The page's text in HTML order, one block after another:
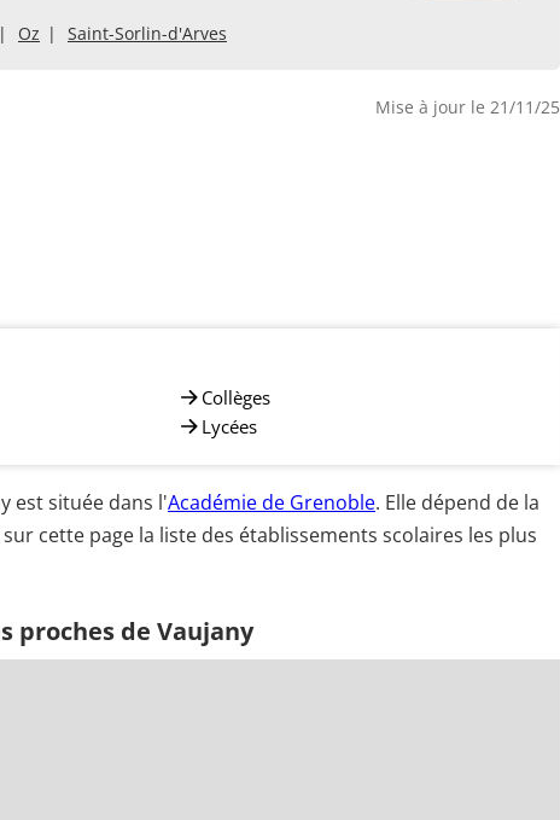
Oz Saint-Sorlin-d'Arves
Mise à jour le 21/11/25
Collèges
Lycées
est située dans l'Académie de Grenoble. Elle dépend de la
cette page la liste des établissements scolaires les plus
proches de Vaujany